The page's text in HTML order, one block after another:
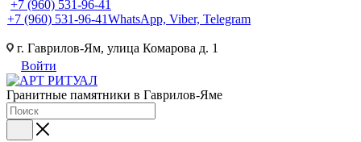
+7 (960) 531-96-41
+7 (960) 531-96-41WhatsApp, Viber, Telegram
г. Гаврилов-Ям, улица Комарова д. 1
Войти
Гранитные памятники в Гаврилов-Яме